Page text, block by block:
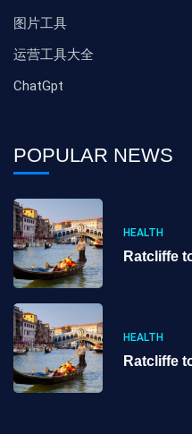
图片工具
运营工具大全
ChatGpt
POPULAR NEWS
HEALTH
Ratcliffe
HEALTH
Ratcliffe